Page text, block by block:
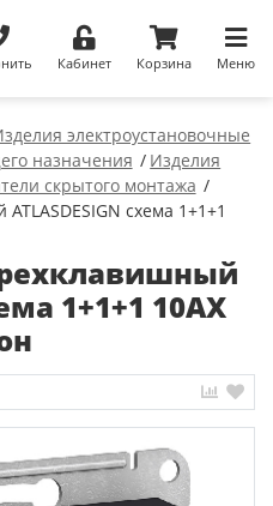
Кабинет Корзина Меню
электроустановочные
назначения
Изделия
скрытого монтажа
схема 1+1+1
1+1+1 10АХ